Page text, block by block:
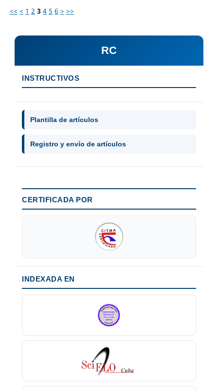
<< < 1 2 3 4 5 6 > >>
RC
INSTRUCTIVOS
Plantilla de artículos
Registro y envío de artículos
CERTIFICADA POR
INDEXADA EN